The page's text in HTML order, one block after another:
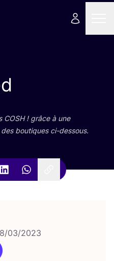
COSH! grâce à une
bou­tiques ci-dessous.
03/2023